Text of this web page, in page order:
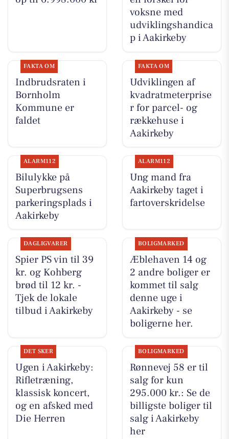
voksne med
udviklingshandica
p i Aakirkeby
FAKTA OM
Indbrudsraten i
Bornholm
Kommune er
faldet
FAKTA OM
Udviklingen af
kvadratmeterprise
r for parcel- og
rækkehuse i
Aakirkeby
ALARM112
Bilulykke på
Superbrugsens
parkeringsplads i
Aakirkeby
ALARM112
Ung mand fra
Aakirkeby taget i
fartoverskridelse
DAGLIGVARER
Spier PS vin til 39
kr. og Kohberg
brød til 12 kr. -
Tjek de lokale
tilbud i Aakirkeby
BOLIGMARKED
Æblehaven 14 og
2 andre boliger er
kommet til salg
denne uge i
Aakirkeby - se
boligerne her.
DET SKER
Ugen i Aakirkeby:
Rifletræning,
klassisk koncert,
og en afsked med
Die Herren
BOLIGMARKED
Rønnevej 58 er til
salg for kun
295.000 kr.: Se de
billigste boliger til
salg i Aakirkeby
her